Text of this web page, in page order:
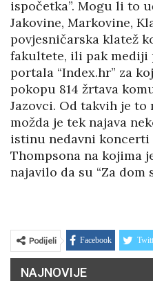
ispočetka”. Mogu li to
Jakovine, Markovine,
povjesničarska klatež
fakultete, ili pak mediji
portala “Index.hr” za
pokopu 814 žrtava
Jazovci. Od takvih je
možda je tek najava
istinu nedavni koncerti
Thompsona na kojima
najavilo da su “Za dom
Podijeli Facebook
NAJNOVIJE